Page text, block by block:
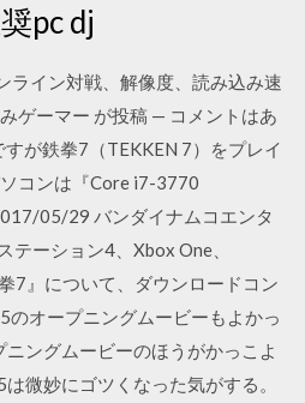
pc dj
ライン対戦、解像度、読み込み速
ゲーマー が投稿 — コメントはあ
が鉄拳7（TEKKEN 7）をプレイ
コンは『Core i7-3770
05/29 バンダイナムコエンタ
テーション4、Xbox One、
7』について、ダウンロードコン
オープニングムービーもよかっ
ングムービーのほうがかっこよ
微妙にゴツくなった気がする。